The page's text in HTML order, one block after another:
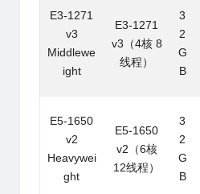
E3-1271
v3
Middlewe
ight
E3-1271
v3（4核 8
线程）
3
2
G
B
E5-1650
v2
Heavywei
ght
E5-1650
v2（6核
12线程）
3
2
G
B